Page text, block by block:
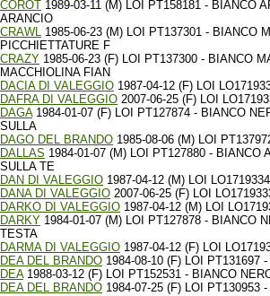
COROT 1989-03-11 (M) LOI PT158181 - BIANCO
ARANCIO
CRAWL 1985-06-23 (M) LOI PT137301 - BIANCO
PICCHIETTATURE F
CRAZY 1985-06-23 (F) LOI PT137300 - BIANCO
MACCHIOLINA FIAN
DACIA DI VALEGGIO 1987-04-12 (F) LOI
DAFRA DI VALEGGIO 2007-06-25 (F) LOI
DAGA1984-01-07 (F) LOI PT127874 - BIANCO
SULLA
DAGO DEL BRANDO 1985-08-06 (M) LOI
DALLAS 1984-01-07 (M) LOI PT127880 - BIANCO
SULLA TE
DAN DI VALEGGIO 1987-04-12 (M) LOI
DANA DI VALEGGIO 2007-06-25 (F) LOI
DARKO DI VALEGGIO 1987-04-12 (M) LOI
DARKY 1984-01-07 (M) LOI PT127878 - BIANCO
TESTA
DARMA DI VALEGGIO 1987-04-12 (F) LOI
DEA DEL BRANDO 1984-08-10 (F) LOI PT131697
DEA1988-03-12 (F) LOI PT152531 - BIANCO
DEA DEL BRANDO 1984-07-25 (F) LOI PT130953